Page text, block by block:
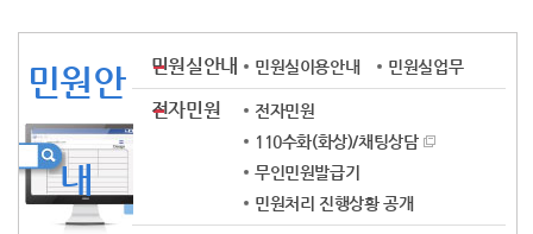
민원안
내
민원실안내 민원실이용안내 민원실업무
전자민원
전자민원
110수화(화상)/채팅상담
무인민원발급기
민원처리 진행상황 공개